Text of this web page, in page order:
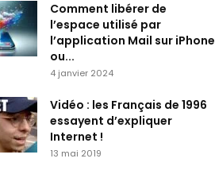
Comment libérer de
l’espace utilisé par
l’application Mail sur iPhone
ou...
4 janvier 2024
Vidéo : les Français de 1996
essayent d’expliquer
Internet !
13 mai 2019